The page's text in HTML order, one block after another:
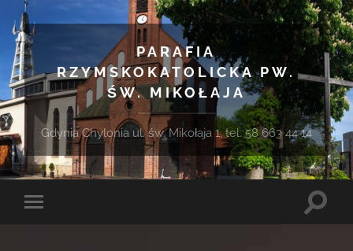
PARAFIA
RZYMSKOKATOLICKA PW.
ŚW. MIKOŁAJA
Gdynia Chylonia ul. św. Mikołaja 1, tel. 58 663 44 14
Toggle
Toggle